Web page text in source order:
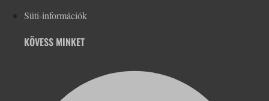
Süti-információk
KÖVESS MINKET